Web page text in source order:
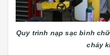
Quy trình nạp sạc bình
cháy